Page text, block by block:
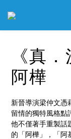
《真
阿樺
新晉導演梁仲文憑
留情的獨特風格點
他不僅著手重製話
的「阿樺」，「阿